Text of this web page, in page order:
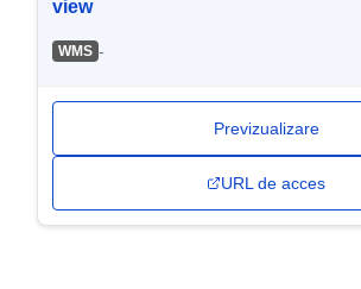
view
WMS -
Previzualizare
URL de acces